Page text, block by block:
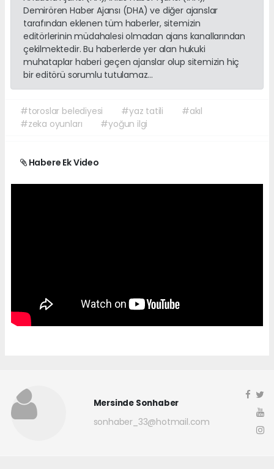
Demirören Haber Ajansı (DHA) ve diğer ajanslar
tarafından eklenen tüm haberler, sitemizin
editörlerinin müdahalesi olmadan ajans kanallarından
çekilmektedir. Bu haberlerde yer alan hukuki
muhataplar haberi geçen ajanslar olup sitemizin hiç
bir editörü sorumlu tutulamaz...
#toroslar belediyesi #yaz tatili
#akıl
#zeka oyunları
#yoğun ilgi
Habere Ek Video
Mersinde Sonhaber
sonhaber_33@hotmail.com